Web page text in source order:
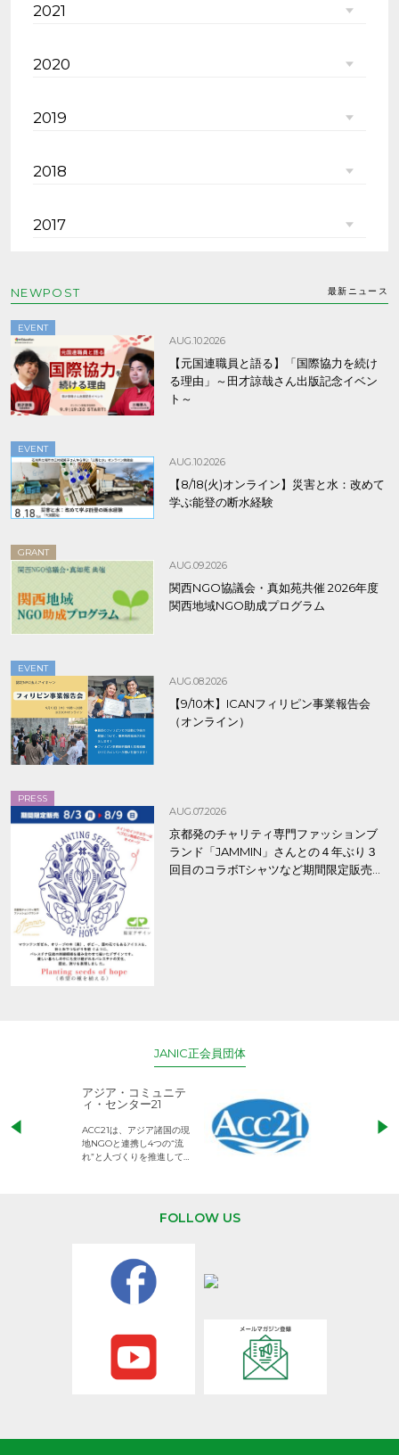
2021
2020
2019
2018
2017
NEWPOST 最新ニュース
EVENT
AUG.10.2026
【元国連職員と語る】「国際協力を続け
る理由」～田才諒哉さん出版記念イベン
ト～
EVENT
AUG.10.2026
【8/18(火)オンライン】災害と水：改めて
学ぶ能登の断水経験
GRANT
AUG.09.2026
関西NGO協議会・真如苑共催 2026年度
関西地域NGO助成プログラム
EVENT
AUG.08.2026
【9/10木】ICANフィリピン事業報告会
（オンライン）
PRESS
AUG.07.2026
京都発のチャリティ専門ファッションブ
ランド「JAMMIN」さんとの４年ぶり３
回目のコラボTシャツなど期間限定販売、
JANIC正会員団体
アジア・コミュニテ
ィ・センター21
ACC21は、アジア諸国の現
地NGOと連携し4つの“流
れ”と人づくりを推進してい
児童労働のない
権利が守られた
FOLLOW US